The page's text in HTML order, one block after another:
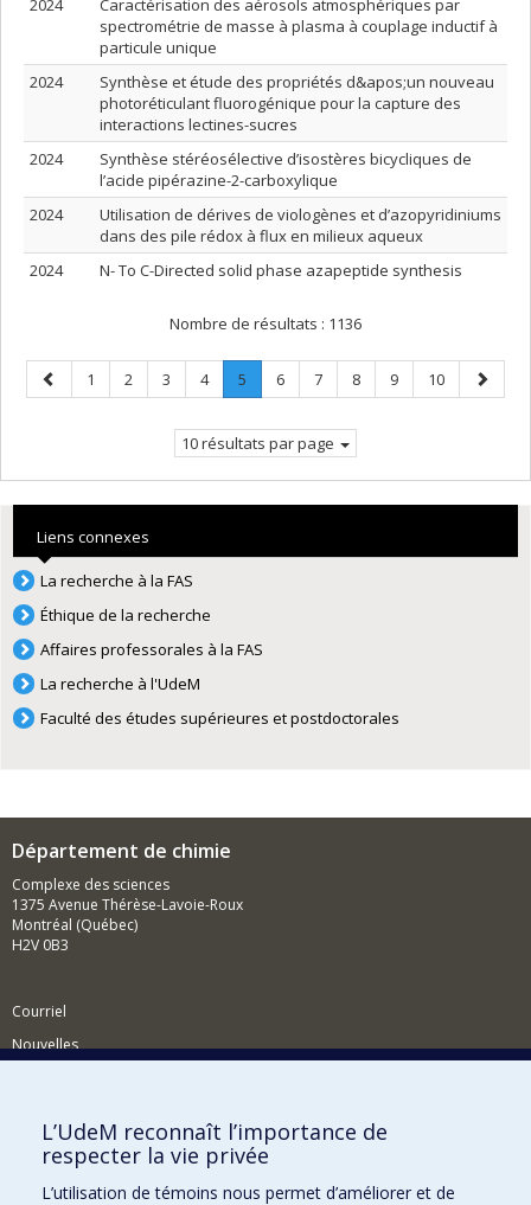
2024
Caractérisation des aérosols atmosphériques par
spectrométrie de masse à plasma à couplage inductif à
particule unique
2024
Synthèse et étude des propriétés d&apos;un nouveau
photoréticulant fluorogénique pour la capture des
interactions lectines-sucres
2024
Synthèse stéréosélective d’isostères bicycliques de
l’acide pipérazine-2-carboxylique
2024
Utilisation de dérives de viologènes et d’azopyridiniums
dans des pile rédox à flux en milieux aqueux
2024
N- To C-Directed solid phase azapeptide synthesis
Nombre de résultats : 1136
Page
précédente
Page
1 Page
2 Page
3 Page
4 Page
5
Page
Page
6 Page
7 Page
8 Page
9 Page
10
Page
10 résultats par page
Liens connexes
La recherche à la FAS
Éthique de la recherche
Affaires professorales à la FAS
La recherche à l'UdeM
Faculté des études supérieures et postdoctorales
Département de chimie
Complexe des sciences
1375 Avenue Thérèse-Lavoie-Roux
Montréal (Québec)
H2V 0B3
Courriel
Nouvelles
Comment soutenir le Département?
BESOIN D'AIDE?
Plan du site
L’UdeM reconnaît l’importance de
respecter la vie privée
L’utilisation de témoins nous permet d’améliorer et de